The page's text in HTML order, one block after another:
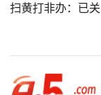
扫黄打非办：已